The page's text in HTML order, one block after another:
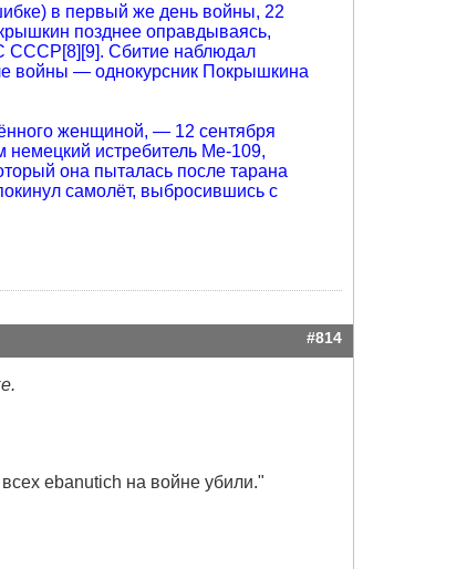
в первый же день войны, 22
позднее оправдываясь,
СССР[8][9]. Сбитие наблюдал
войны — однокурсник Покрышкина
женщиной, — 12 сентября
истребитель Me-109,
она пыталась после тарана
самолёт, выбросившись с
#814
ebanutich на войне убили."